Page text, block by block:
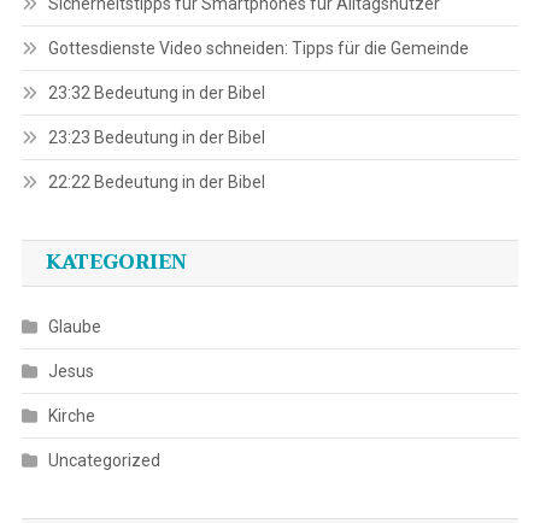
Sicherheitstipps für Smartphones für Alltagsnutzer
Gottesdienste Video schneiden: Tipps für die Gemeinde
23:32 Bedeutung in der Bibel
23:23 Bedeutung in der Bibel
22:22 Bedeutung in der Bibel
KATEGORIEN
Glaube
Jesus
Kirche
Uncategorized